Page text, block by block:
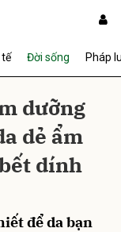
tế Đời sống Pháp
dưỡng
dẻ ẩm
dính
để da bạn